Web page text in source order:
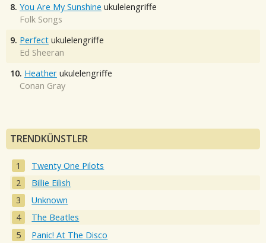
8. You Are My Sunshine ukulelengriffe
Folk Songs
9. Perfect ukulelengriffe
Ed Sheeran
10. Heather ukulelengriffe
Conan Gray
TRENDKÜNSTLER
Twenty One Pilots
Billie Eilish
Unknown
The Beatles
Panic! At The Disco